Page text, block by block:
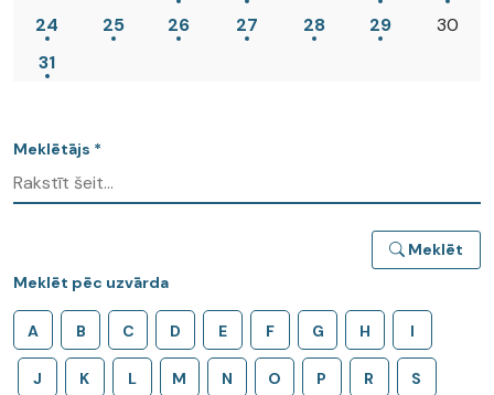
24
25 26 27 28 29
30
31
Meklētājs *
Meklēt
Meklēt pēc uzvārda
A B C D E F G H I
J K L M N O P R S